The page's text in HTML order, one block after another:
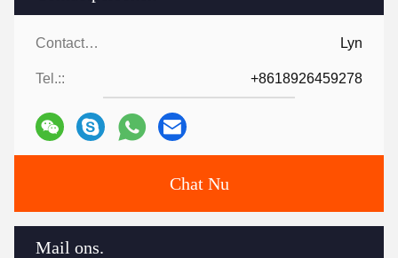
Contactpersonen: Lyn
Tel.:: +8618926459278
Chat Nu
Mail ons.